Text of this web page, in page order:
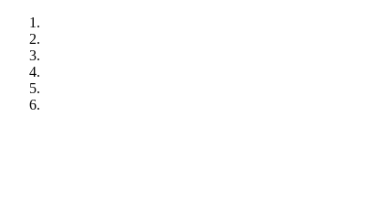
Skip
content